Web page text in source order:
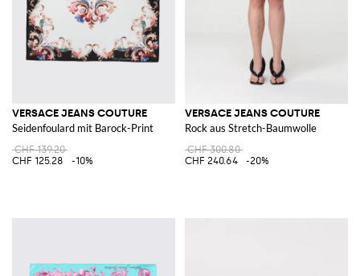
VERSACE JEANS COUTURE
Seidenfoulard mit Barock-Print
CHF 139.20
CHF 125.28
-10%
VERSACE JEANS COUTURE
Rock aus Stretch-Baumwolle
CHF 300.80
CHF 240.64
-20%